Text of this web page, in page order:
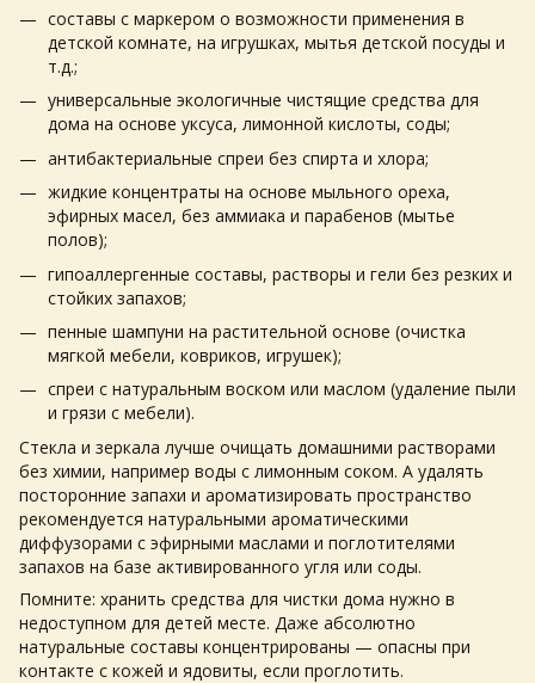
составы с маркером о возможности применения в
детской комнате, на игрушках, мытья детской посуды и
т.д.;
универсальные экологичные чистящие средства для
дома на основе уксуса, лимонной кислоты, соды;
антибактериальные спреи без спирта и хлора;
жидкие концентраты на основе мыльного ореха,
эфирных масел, без аммиака и парабенов (мытье
полов);
гипоаллергенные составы, растворы и гели без резких и
стойких запахов;
пенные шампуни на растительной основе (очистка
мягкой мебели, ковриков, игрушек);
спреи с натуральным воском или маслом (удаление пыли
и грязи с мебели).
Стекла и зеркала лучше очищать домашними растворами
без химии, например воды с лимонным соком. А удалять
посторонние запахи и ароматизировать пространство
рекомендуется натуральными ароматическими
диффузорами с эфирными маслами и поглотителями
запахов на базе активированного угля или соды.
Помните: хранить средства для чистки дома нужно в
недоступном для детей месте. Даже абсолютно
натуральные составы концентрированы — опасны при
контакте с кожей и ядовиты, если проглотить.